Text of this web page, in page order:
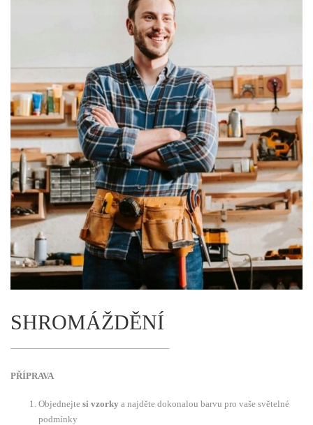
SHROMÁŽDĚNÍ
—————————————————–
PŘÍPRAVA
Objednejte si vzorky a najděte dokonalou barvu pro vaše světelné
podmínky